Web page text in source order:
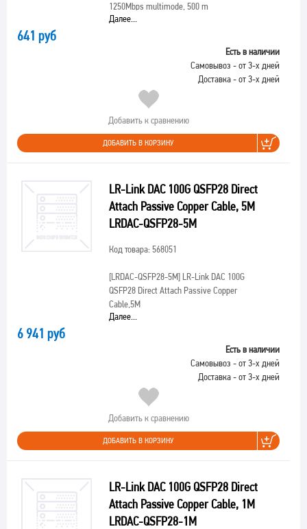
1250Mbps multimode, 500 m
Далее...
641 руб
Есть в наличии
Самовывоз - от 3-х дней
Доставка - от 3-х дней
Добавить к сравнению
ДОБАВИТЬ В КОРЗИНУ
LR-Link DAC 100G QSFP28 Direct
Attach Passive Copper Cable, 5M
LRDAC-QSFP28-5M
Код товара: 568051
[LRDAC-QSFP28-5M]LR-Link DAC 100G
QSFP28 Direct Attach Passive Copper
Cable,5M
Далее...
6 941 руб
Есть в наличии
Самовывоз - от 3-х дней
Доставка - от 3-х дней
Добавить к сравнению
ДОБАВИТЬ В КОРЗИНУ
LR-Link DAC 100G QSFP28 Direct
Attach Passive Copper Cable, 1M
LRDAC-QSFP28-1M